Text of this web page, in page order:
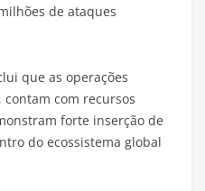
de ataques
que as operações
com recursos
forte inserção de
do ecossistema global